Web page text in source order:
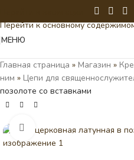
Перейти к основному
МЕНЮ
Главная страница » Магазин »
ним » Цепи для
позолоте со вставками
Нажмите, чтобы увеличить